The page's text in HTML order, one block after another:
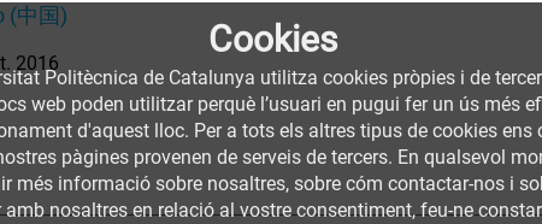
(中国)
2016
Cookies
Politècnica de Catalunya utilitza cookies pròpies i de
web poden utilitzar perquè l’usuari en pugui fer un ús més
d'aquest lloc. Per a tots els altres tipus de cookies
pàgines provenen de serveis de tercers. En qualsevol
més informació sobre nosaltres, sobre cóm contactar-nos i
nosaltres en relació al vostre consentiment, feu-ne